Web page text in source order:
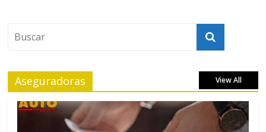
Aseguradoras View All